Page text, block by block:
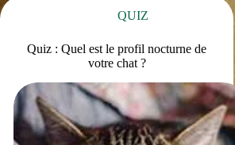
QUIZ
Quiz : Quel est le profil nocturne de
votre chat ?